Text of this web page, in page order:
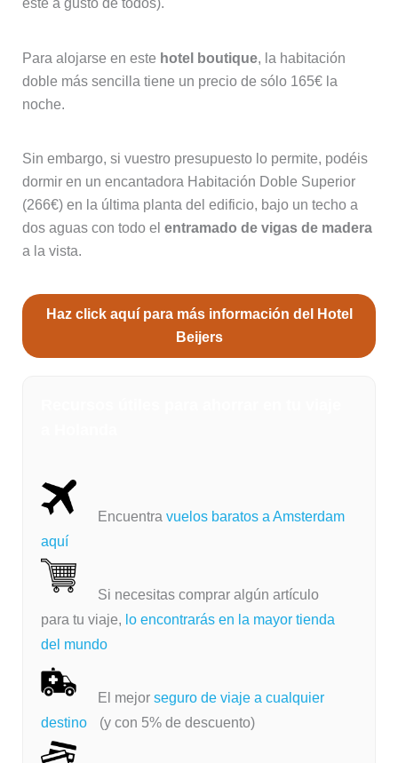
esté a gusto de todos).
Para alojarse en este hotel boutique, la habitación
doble más sencilla tiene un precio de sólo 165€ la
noche.
Sin embargo, si vuestro presupuesto lo permite, podéis
dormir en un encantadora Habitación Doble Superior
(266€) en la última planta del edificio, bajo un techo a
dos aguas con todo el entramado de vigas de madera
a la vista.
Haz click aquí para más información del Hotel
Beijers
Encuentra vuelos baratos a Amsterdam
aquí
Si necesitas comprar algún artículo
para tu viaje, lo encontrarás en la mayor tienda
del mundo
El mejor seguro de viaje a cualquier
destino
(y con 5% de descuento)